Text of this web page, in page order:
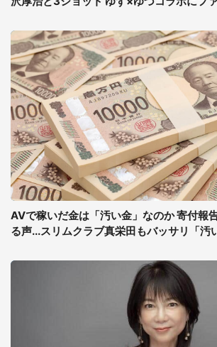
AVで稼いだ金は「汚い金」なのか 寄付報
る声...スリムクラブ真栄田もバッサリ「汚